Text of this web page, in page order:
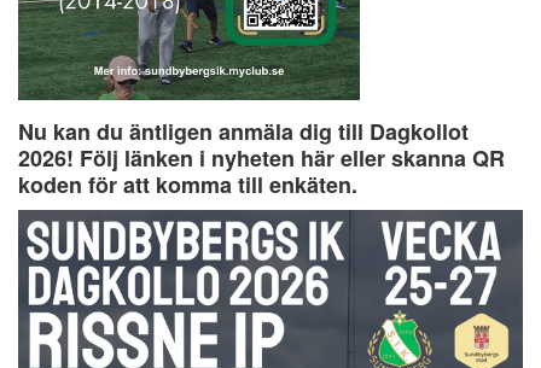
Nu kan du äntligen anmäla dig till Dagkollot
2026! Följ länken i nyheten här eller skanna QR
koden för att komma till enkäten.